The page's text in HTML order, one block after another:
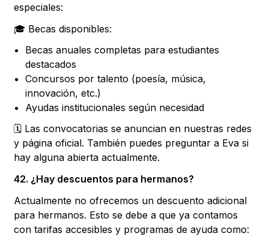
especiales:
🎓 Becas disponibles:
Becas anuales completas para estudiantes
destacados
Concursos por talento (poesía, música,
innovación, etc.)
Ayudas institucionales según necesidad
🗓 Las convocatorias se anuncian en nuestras redes
y página oficial. También puedes preguntar a Eva si
hay alguna abierta actualmente.
42. ¿Hay descuentos para hermanos?
Actualmente no ofrecemos un descuento adicional
para hermanos. Esto se debe a que ya contamos
con tarifas accesibles y programas de ayuda como: